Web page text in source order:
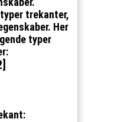
trekanter,
Her
typer